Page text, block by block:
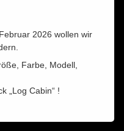
2026 wollen wir
Farbe, Modell,
„Log Cabin“ !